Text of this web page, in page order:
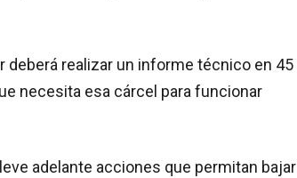
deberá realizar un informe técnico en 45
necesita esa cárcel para funcionar
adelante acciones que permitan bajar